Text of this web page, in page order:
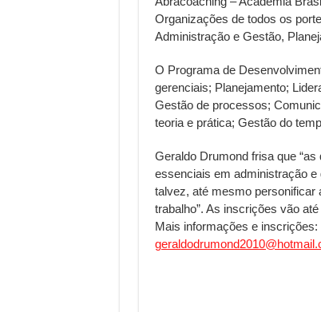
Organizações de todos os
Administração e Gestão,
O Programa de
gerenciais; Planejamento;
Gestão de processos;
teoria e prática; Gestão do
Geraldo Drumond frisa que
essenciais em administração
talvez, até mesmo personificar
trabalho”. As inscrições vão
Mais informações e inscrições: